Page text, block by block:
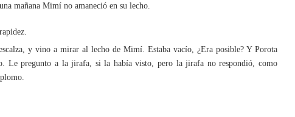
mañana Mimí no amaneció en su lecho.
y vino a mirar al lecho de Mimí. Estaba vacío, ¿Era posible? Y Porota
Le pregunto a la jirafa, si la había visto, pero la jirafa no respondió, como